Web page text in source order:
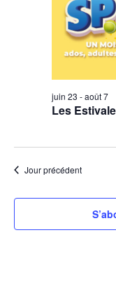
Les
juin 23 -août 7
Jour précédent